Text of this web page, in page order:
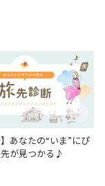
】あなたの“いま”にぴ
が見つかる♪